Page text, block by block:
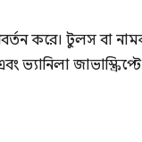
করে। টুলস বা
ভ্যানিলা জাভাস্ক্রিপ্টে